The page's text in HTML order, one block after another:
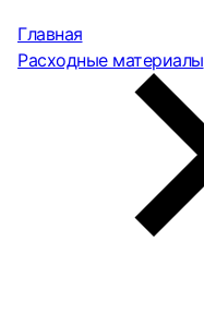
Главная
Расходные материалы